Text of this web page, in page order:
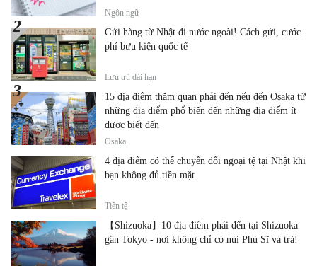
Ngôn ngữ
Gửi hàng từ Nhật đi nước ngoài! Cách gửi, cước
phí bưu kiện quốc tế
Lưu trú dài hạn
15 địa điểm thăm quan phải đến nếu đến Osaka từ
những địa điểm phổ biến đến những địa điểm ít
được biết đến
Osaka
4 địa điểm có thể chuyển đổi ngoại tệ tại Nhật khi
bạn không đủ tiền mặt
Tiền tệ
【Shizuoka】10 địa điểm phải đến tại Shizuoka
gần Tokyo - nơi không chỉ có núi Phú Sĩ và trà!